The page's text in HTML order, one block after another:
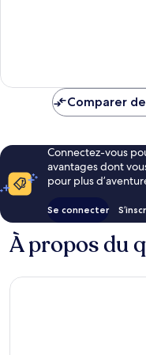
Comparer
Connectez-vous
avantages dont
pour plus
Se connecter
À propos du